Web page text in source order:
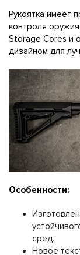
Рукоятка имеет
контроля
Storage Cores и
дизайном для
Особенности:
сред.
Новое